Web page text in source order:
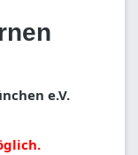
e.V.